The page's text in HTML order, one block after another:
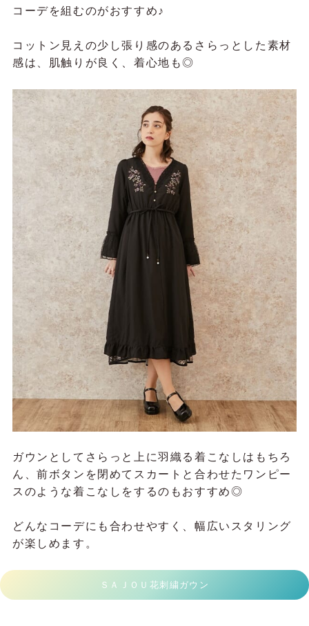
コーデを組むのがおすすめ♪
コットン見えの少し張り感のあるさらっとした素材
感は、肌触りが良く、着心地も◎
ガウンとしてさらっと上に羽織る着こなしはもちろ
ん、前ボタンを閉めてスカートと合わせたワンピー
スのような着こなしをするのもおすすめ◎
どんなコーデにも合わせやすく、幅広いスタリング
が楽しめます。
ＳＡＪＯＵ花刺繍ガウン